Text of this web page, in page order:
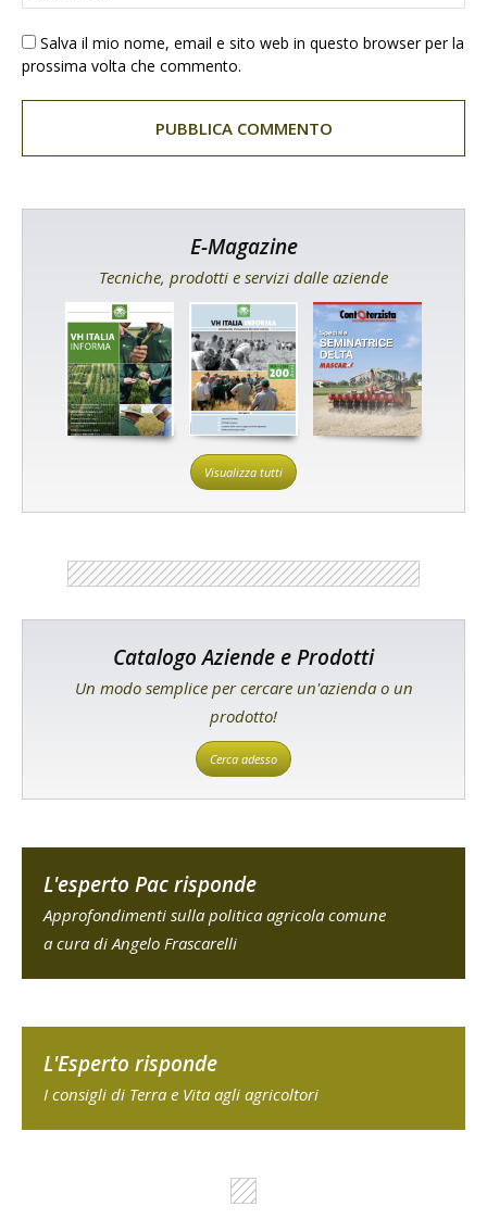
Salva il mio nome, email e sito web in questo browser per la
prossima volta che commento.
E-Magazine
Tecniche, prodotti e servizi dalle aziende
Visualizza tutti
Catalogo Aziende e Prodotti
Un modo semplice per cercare un'azienda o un
prodotto!
Cerca adesso
L'esperto Pac risponde
Approfondimenti sulla politica agricola comune
a cura di Angelo Frascarelli
L'Esperto risponde
I consigli di Terra e Vita agli agricoltori